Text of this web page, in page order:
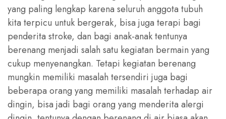
yang paling lengkap karena seluruh anggota tubuh
kita terpicu untuk bergerak, bisa juga terapi bagi
penderita stroke, dan bagi anak-anak tentunya
berenang menjadi salah satu kegiatan bermain yang
cukup menyenangkan. Tetapi kegiatan berenang
mungkin memiliki masalah tersendiri juga bagi
beberapa orang yang memiliki masalah terhadap air
dingin, bisa jadi bagi orang yang menderita alergi